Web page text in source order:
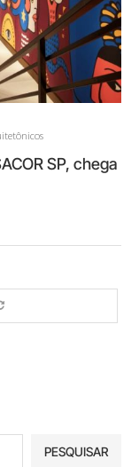
SP, chega
PESQUISAR